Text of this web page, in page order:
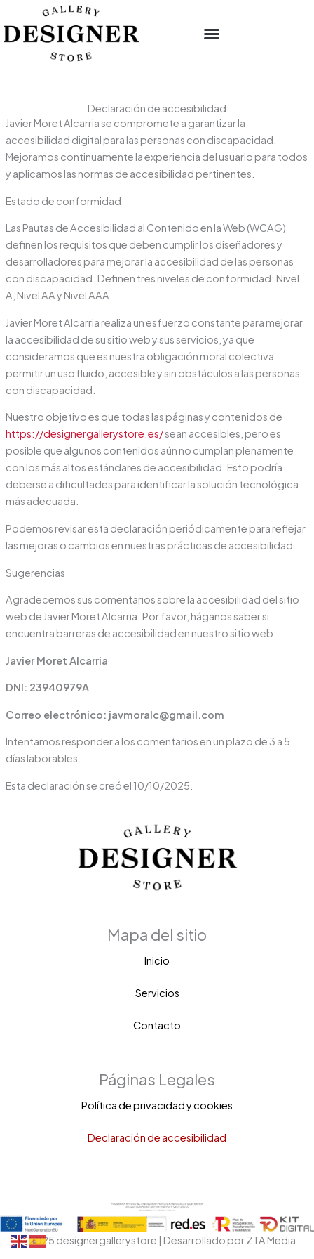
contenido
al
contenido
Declaración de accesibilidad
Javier Moret Alcarria se compromete a garantizar la
accesibilidad digital para las personas con discapacidad.
Mejoramos continuamente la experiencia del usuario para todos
y aplicamos las normas de accesibilidad pertinentes.
Estado de conformidad
Las Pautas de Accesibilidad al Contenido en la Web (WCAG)
definen los requisitos que deben cumplir los diseñadores y
desarrolladores para mejorar la accesibilidad de las personas
con discapacidad. Definen tres niveles de conformidad: Nivel
A, Nivel AA y Nivel AAA.
Javier Moret Alcarria realiza un esfuerzo constante para mejorar
la accesibilidad de su sitio web y sus servicios, ya que
consideramos que es nuestra obligación moral colectiva
permitir un uso fluido, accesible y sin obstáculos a las personas
con discapacidad.
Nuestro objetivo es que todas las páginas y contenidos de
https://designergallerystore.es/sean accesibles, pero es
posible que algunos contenidos aún no cumplan plenamente
con los más altos estándares de accesibilidad. Esto podría
deberse a dificultades para identificar la solución tecnológica
más adecuada.
Podemos revisar esta declaración periódicamente para reflejar
las mejoras o cambios en nuestras prácticas de accesibilidad.
Sugerencias
Agradecemos sus comentarios sobre la accesibilidad del sitio
web de Javier Moret Alcarria. Por favor, háganos saber si
encuentra barreras de accesibilidad en nuestro sitio web:
Javier Moret Alcarria
DNI: 23940979A
Correo electrónico: javmoralc@gmail.com
Intentamos responder a los comentarios en un plazo de 3 a 5
días laborables.
Esta declaración se creó el 10/10/2025.
Mapa del sitio
Inicio
Servicios
Contacto
Páginas Legales
Política de privacidad y cookies
Declaración de accesibilidad
© 2025 designergallerystore | Desarrollado por ZTA Media